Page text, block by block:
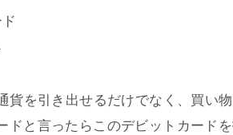
貨を引き出せるだけでなく、買い
と言ったらこのデビットカードを